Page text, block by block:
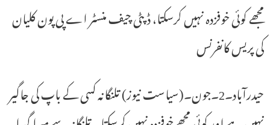
مجھے کوئی خوفزدہ نہیں کرسکتا، ڈپٹی چیف منسٹر اے پی پون کلیان
کی پریس کانفرنس
حیدرآباد۔2۔جون۔(سیاست نیوز) تلنگانہ کسی کے باپ کی جاگیر